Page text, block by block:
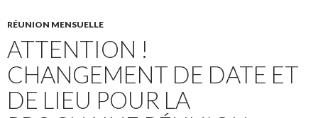
RÉUNION MENSUELLE
ATTENTION !
CHANGEMENT DE DATE ET
DE LIEU POUR LA